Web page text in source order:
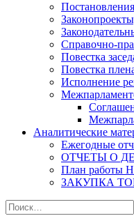
Справочно-
Повестка
Повестка
Исполнение
Аналитические
Ежегодные
ОТЧЕТЫ О
План работы
ЗАКУПКА
Найти: